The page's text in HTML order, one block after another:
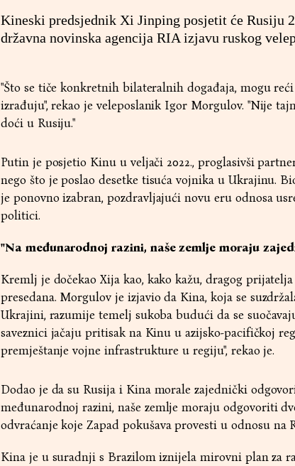
Kineski predsjednik Xi Jinping posjetit će Rusiju
državna novinska agencija RIA izjavu ruskog
"Što se tiče konkretnih bilateralnih događaja, mogu
izrađuju", rekao je veleposlanik Igor Morgulov. "Nije
doći u Rusiju."
Putin je posjetio Kinu u veljači 2022., proglasivši
nego što je poslao desetke tisuća vojnika u Ukrajinu.
je ponovno izabran, pozdravljajući novu eru odnosa
politici.
"Na međunarodnoj razini, naše zemlje moraju
Kremlj je dočekao Xija kao, kako kažu, dragog
presedana. Morgulov je izjavio da Kina, koja se
Ukrajini, razumije temelj sukoba budući da se
saveznici jačaju pritisak na Kinu u azijsko-pacifičkoj
premještanje vojne infrastrukture u regiju", rekao je.
Dodao je da su Rusija i Kina morale zajednički
međunarodnoj razini, naše zemlje moraju odgovoriti
odvraćanje koje Zapad pokušava provesti u odnosu na
Kina je u suradnji s Brazilom iznijela mirovni plan za